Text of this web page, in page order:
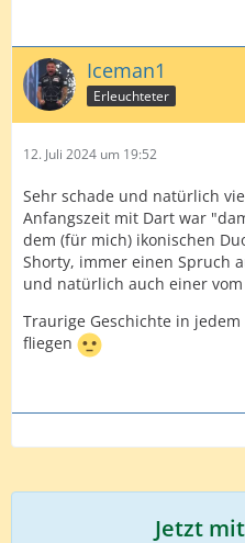
Iceman1
Erleuchteter
12. Juli 2024 um 19:52
Sehr schade und natürlich
Anfangszeit mit Dart war
dem (für mich) ikonischen
Shorty, immer einen Spruch
und natürlich auch einer vom
Traurige Geschichte in jedem
fliegen
Jetzt